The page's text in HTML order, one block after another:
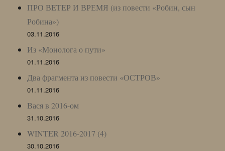
ПРО ВЕТЕР И ВРЕМЯ (из повести «Робин, сын
Робина»)
03.11.2016
Из «Монолога о пути»
01.11.2016
Два фрагмента из повести «ОСТРОВ»
01.11.2016
Вася в 2016-ом
31.10.2016
WINTER 2016-2017 (4)
30.10.2016